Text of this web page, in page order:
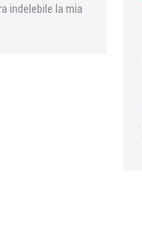
indelebile la mia